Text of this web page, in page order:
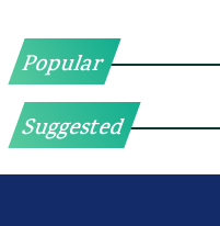
Popular
Suggested